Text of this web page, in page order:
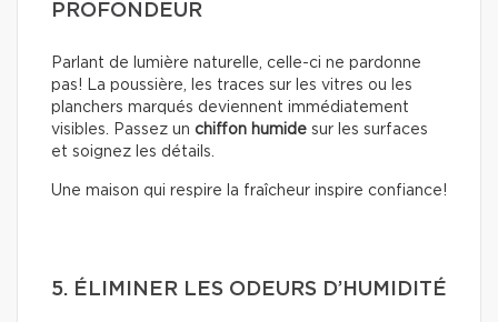
PROFONDEUR
Parlant de lumière naturelle, celle-ci ne pardonne
pas! La poussière, les traces sur les vitres ou les
planchers marqués deviennent immédiatement
visibles. Passez un chiffon humide sur les surfaces
et soignez les détails.
Une maison qui respire la fraîcheur inspire confiance!
5. ÉLIMINER LES ODEURS D’HUMIDITÉ